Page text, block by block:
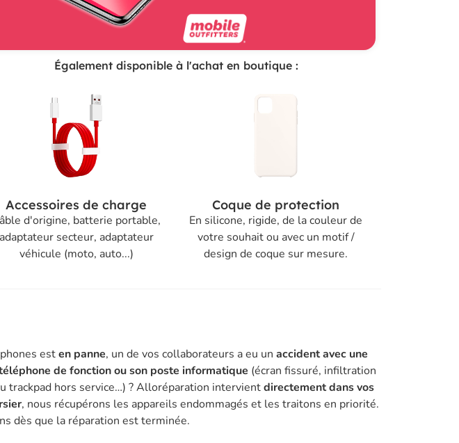
Également disponible à l'achat en boutique :
Accessoires de charge
d'origine, batterie portable,
adaptateur secteur, adaptateur
véhicule (moto, auto...)
Coque de protection
En silicone, rigide, de la couleur de
votre souhait ou avec un motif /
design de coque sur mesure.
esten panne, un de vos collaborateurs a eu un accident avec une
de fonction ou son poste informatique (écran fissuré, infiltration
trackpad hors service…) ? Alloréparation intervientdirectement dans vos
, nous récupérons les appareils endommagés et les traitons en priorité.
dès que la réparation est terminée.